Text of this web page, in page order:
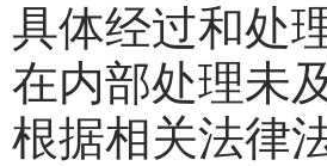
具体经过和处
在内部处理未
根据相关法律